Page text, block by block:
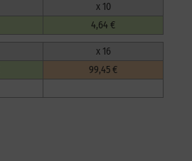
x 10
4,64 €
x 16
99,45 €